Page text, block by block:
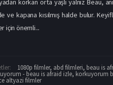
ve kapana kısılmış halde bulur.
için önemli...
1080p filmler, abd filmleri, beau is
- beau is afraid izle, korkuyorum
altyazi filmler